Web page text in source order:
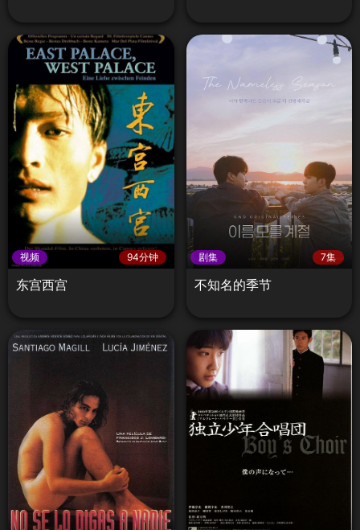
视频 94分钟
东宫西宫
剧集 7集
不知名的季节